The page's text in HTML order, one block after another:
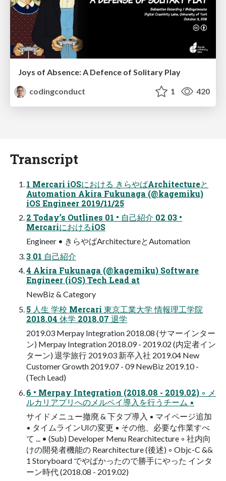
Joys of Absence: A Defence of Solitary Play
codingconduct
1 420
Transcript
1 Mercari iOSにおける きらやばArchitectureと
Automation Akira Fukunaga (@kagemiku)
iOS Engineer 2019/11/25
2 Today’s Outlines 01 • 自己紹介 02 03 •
MercariにおけるiOS
Engineer • きらやばArchitectureとAutomation
3 01 自己紹介
4 Akira Fukunaga (@kagemiku) Software
Engineer (iOS) Tech Lead at
NewBiz & Category
5 人生 学校 Mercari 東京工業大学 情報理工学院
2018.04 休学 2018.07 退学
2019.03 Merpay Integration 2018.08 (サマーインター
ン) Merpay Integration 2018.09 - 2019.02 (内定者イン
ターン) 退学旅行 2019.03 新卒入社 2019.04 New
Customer Growth 2019.07 - 09 NewBiz 2019.10 -
(Tech Lead)
6 • Merpay Integration (2018.08 - 2019.02) ◦ メ
ルカリアプリへのメルペイ導入を行うチーム ▪
サイドメニュー撤廃 & 下タブ導入 ▪ マイページ追加
▪ タイムラインUIの変更 ▪ その他、必要な作業すべ
て ... • (Sub) Developer Menu Rearchitecture ◦ 社内向
けの開発者機能の Rearchitecture (後述) ◦ Objc-C &&
1 Storyboard でやばかったので勝手にやった インタ
ーン時代 (2018.08 - 2019.02)